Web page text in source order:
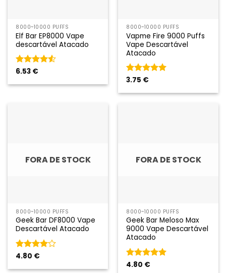
8000~10000 PUFFS
Elf Bar EP8000 Vape
descartável Atacado
Classificado
em 5
6.53 €
8000~10000 PUFFS
Vapme Fire 9000 Puffs
Vape Descartável
Atacado
Classificado
5
3.75 €
FORA DE STOCK
8000~10000 PUFFS
Geek Bar DF8000 Vape
Descartável Atacado
Classificado
em 5
4.80 €
FORA DE STOCK
8000~10000 PUFFS
Geek Bar Meloso Max
9000 Vape Descartável
Atacado
Classificado
4.80 €